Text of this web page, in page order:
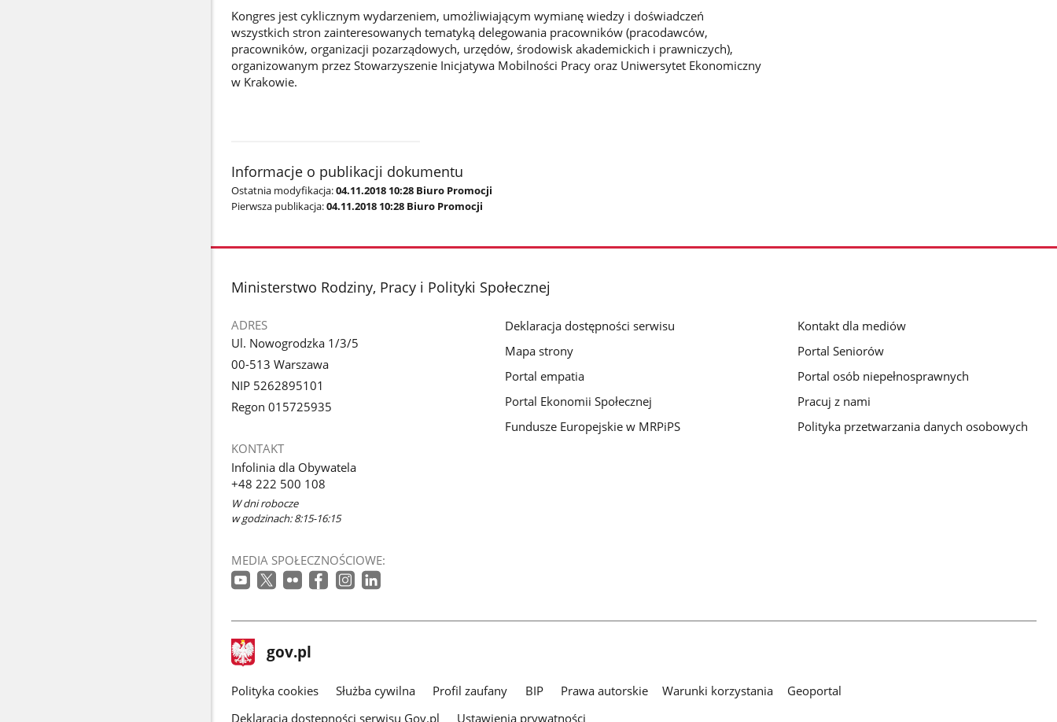
Kongres jest cyklicznym wydarzeniem, umożliwiającym wymianę wiedzy i doświadczeń
wszystkich stron zainteresowanych tematyką delegowania pracowników (pracodawców,
pracowników, organizacji pozarządowych, urzędów, środowisk akademickich i prawniczych),
organizowanym przez Stowarzyszenie Inicjatywa Mobilności Pracy oraz Uniwersytet Ekonomiczny
w Krakowie.
Informacje o publikacji dokumentu
Ostatnia modyfikacja:04.11.2018 10:28 Biuro Promocji
Pierwsza publikacja:04.11.2018 10:28 Biuro Promocji
stopka
Ministerstwo Rodziny, Pracy i Polityki Społecznej
ADRES
Ul. Nowogrodzka 1/3/5
00-513 Warszawa
NIP 5262895101
Regon 015725935
KONTAKT
Infolinia dla Obywatela
+48 222 500 108
W dni robocze
w godzinach: 8:15-16:15
MEDIA SPOŁECZNOŚCIOWE:
Deklaracja dostępności serwisu
Mapa strony
Portal empatia
Portal Ekonomii Społecznej
Fundusze Europejskie w MRPiPS
Kontakt dla mediów
Portal Seniorów
Portal osób niepełnosprawnych
Pracuj z nami
Polityka przetwarzania danych osobowych
stopka
gov.pl Strona
gov.pl
gov.pl
Polityka cookies Służba cywilna Profil zaufany BIP Prawa autorskie Warunki korzystania
Geoportal
Deklaracja dostępności serwisu Gov.pl
Ustawienia prywatności